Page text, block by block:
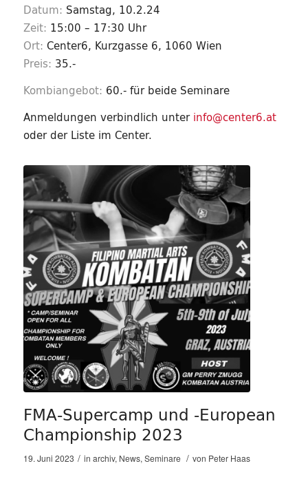
Datum: Samstag, 10.2.24
Zeit: 15:00 – 17:30 Uhr
Ort: Center6, Kurzgasse 6, 1060 Wien
Preis: 35.-
Kombiangebot: 60.- für beide Seminare
Anmeldungen verbindlich unter info@center6.at
oder der Liste im Center.
FMA-Supercamp und -European
Championship 2023
19. Juni 2023 / in archiv, News, Seminare / von Peter Haas